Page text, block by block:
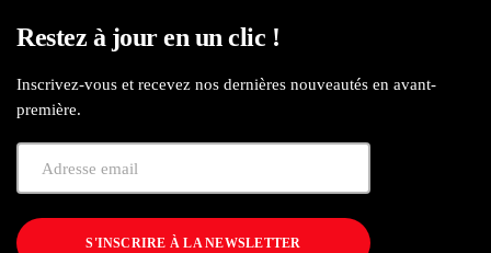
Restez à jour en un clic !
Inscrivez-vous et recevez nos dernières nouveautés en avant-
première.
S'INSCRIRE À LA NEWSLETTER